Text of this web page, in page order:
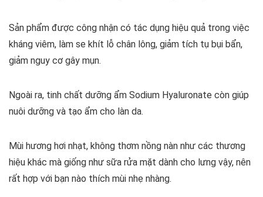
Sản phẩm được công nhận có tác dụng hiệu quả trong việc
kháng viêm, làm se khít lỗ chân lông, giảm tích tụ bụi bẩn,
giảm nguy cơ gây mụn.
Ngoài ra, tinh chất dưỡng ẩm Sodium Hyaluronate còn giúp
nuôi dưỡng và tạo ẩm cho làn da.
Mùi hương hơi nhạt, không thơm nồng nàn như các thương
hiệu khác mà giống như sữa rửa mặt dành cho lưng vậy, nên
rất hợp với bạn nào thích mùi nhẹ nhàng.